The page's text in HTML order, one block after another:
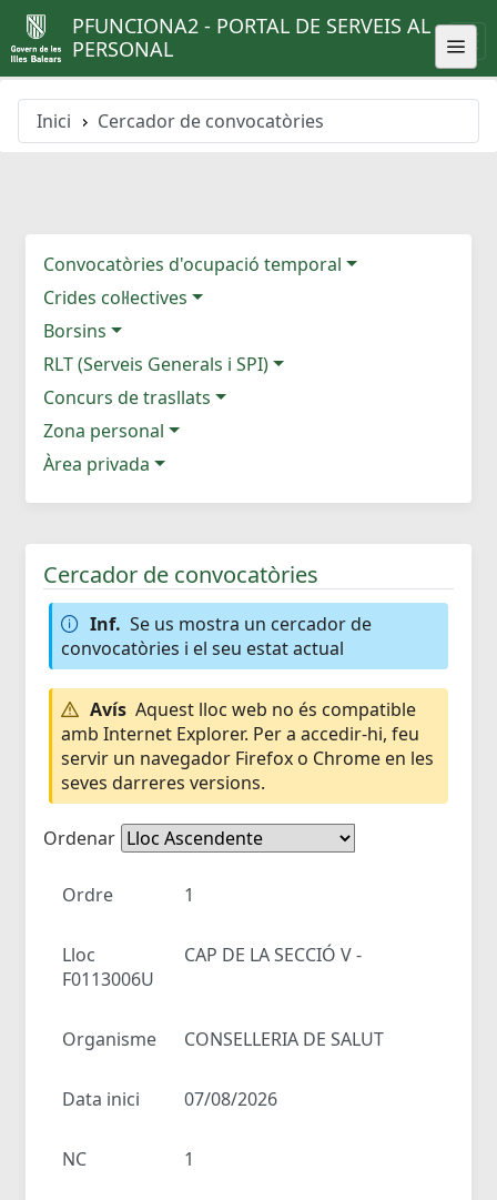
PFUNCIONA2 - PORTAL DE SERVEIS AL
PERSONAL
Inici Cercador de convocatòries
Convocatòries d'ocupació temporal
Crides col·lectives
Borsins
RLT (Serveis Generals i SPI)
Concurs de trasllats
Zona personal
Àrea privada
Cercador de convocatòries
Inf. Se us mostra un cercador de
convocatòries i el seu estat actual
Avís Aquest lloc web no és compatible
amb Internet Explorer. Per a accedir-hi, feu
servir un navegador Firefox o Chrome en les
seves darreres versions.
Ordenar
Ordre 1
Lloc
CAP DE LA SECCIÓ V -
F0113006U
Organisme CONSELLERIA DE SALUT
Data inici 07/08/2026
NC 1